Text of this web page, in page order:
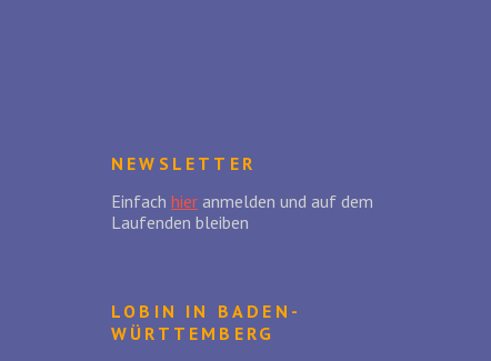
NEWSLETTER
Einfach hier anmelden und auf dem
Laufenden bleiben
LOBIN IN BADEN-
WÜRTTEMBERG